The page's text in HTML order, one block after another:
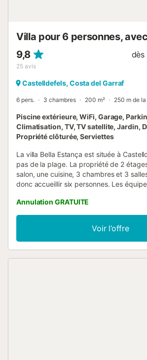
Villa pour 6 personnes,
9,8
25 avis
dès
Castelldefels, Costa del Garraf
6 pers. 3 chambres 200 m² 250 m de
Piscine extérieure, WiFi, Garage,
Climatisation, TV, TV satellite, Jardin,
Propriété clôturée, Serviettes
La villa Bella Estança est située à
pas de la plage. La propriété de 2
salon, une cuisine, 3 chambres et 3
donc accueillir six personnes. Les
aux appels vidéo, une smart TV avec
streaming, la climatisation, un lave-linge
point fort de cet hébergement est son
privé avec une piscine, 2 terrasses plein
Les clients peuvent demander des
Annulation GRATUITE
Voir l’offre